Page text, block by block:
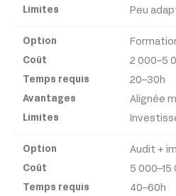
Peu
2 000–5
20–30h
Alignée
Audit +
5 000–15
40–60h